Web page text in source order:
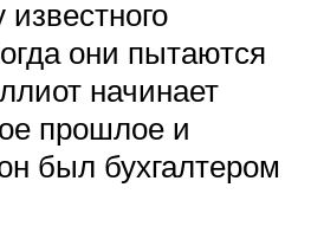
они пытаются
начинает
прошлое и
был бухгалтером